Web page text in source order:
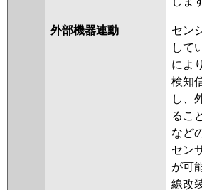
外部機器連動
セン
して
によ
検知
し、
るこ
など
セン
が可
線改